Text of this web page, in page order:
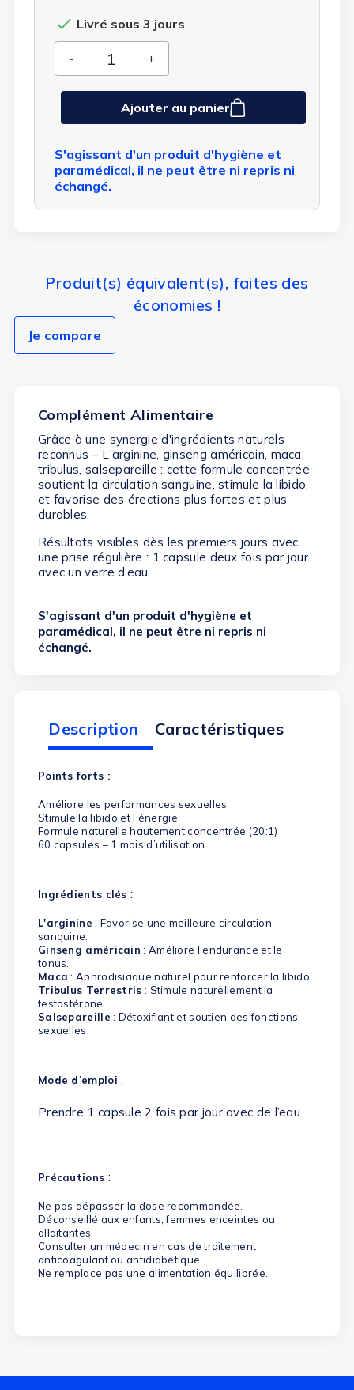
 Livré sous 3 jours
Ajouter au panier
S'agissant d'un produit d'hygiène et
paramédical, il ne peut être ni repris ni
échangé.
Produit(s) équivalent(s), faites des
économies !
Je compare
Complément Alimentaire
Grâce à une synergie d'ingrédients naturels
reconnus – L'arginine, ginseng américain, maca,
tribulus, salsepareille : cette formule concentrée
soutient la circulation sanguine, stimule la libido,
et favorise des érections plus fortes et plus
durables.
Résultats visibles dès les premiers jours avec
une prise régulière : 1 capsule deux fois par jour
avec un verre d’eau.
S'agissant d'un produit d'hygiène et
paramédical, il ne peut être ni repris ni
échangé.
Description Caractéristiques
Points forts :
Améliore les performances sexuelles
Stimule la libido et l’énergie
Formule naturelle hautement concentrée (20:1)
60 capsules – 1 mois d’utilisation
Ingrédients clés :
L'arginine : Favorise une meilleure circulation
sanguine.
Ginseng américain : Améliore l’endurance et le
tonus.
Maca : Aphrodisiaque naturel pour renforcer la libido.
Tribulus Terrestris : Stimule naturellement la
testostérone.
Salsepareille : Détoxifiant et soutien des fonctions
sexuelles.
Mode d’emploi :
Prendre 1 capsule 2 fois par jour avec de l’eau.
Précautions :
Ne pas dépasser la dose recommandée.
Déconseillé aux enfants, femmes enceintes ou
allaitantes.
Consulter un médecin en cas de traitement
anticoagulant ou antidiabétique.
Ne remplace pas une alimentation équilibrée.